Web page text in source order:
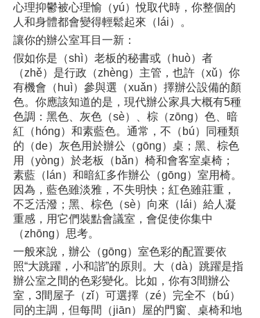
心理抑鬱被心理愉（yú）悅取代時，你整個的
人和身體都會變得輕鬆起來（lái）。
讓你的辦公室耳目一新：
假如你是（shì）老板的秘書或（huò）者
（zhě）是行政（zhèng）主管，也許（xǔ）你
有機會（huì）參與選（xuǎn）擇辦公設備的顏
色。你應該知道的是，現代辦公家具大概有5種
色調：黑色、灰色（sè）、棕（zōng）色、暗
紅（hóng）和素藍色。通常，不（bú）同種類
的（de）灰色用於辦公（gōng）桌；黑、棕色
用（yòng）於老板（bǎn）椅和會客室桌椅；
素藍（lán）和暗紅多作辦公（gōng）室用椅。
因為，藍色雖淡雅，不失明快；紅色雖莊重，
不乏活潑；黑、棕色（sè）向來（lái）給人凝
重感，用它們裝點會議室，會促使你集中
（zhōng）思考。
一般來說，辦公（gōng）室色彩的配置要依
照“大跳躍，小和諧”的原則。大（dà）跳躍是指
辦公室之間的色彩變化。比如，你有3間辦公
室，3間屋子（zǐ）可選擇（zé）完全不（bú）
同的主調，但每間（jiān）屋的門窗、桌椅和地